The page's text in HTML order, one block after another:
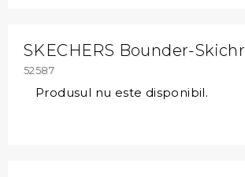
SKECHERS Bounder-Skichr
52587
Produsul nu este disponibil.